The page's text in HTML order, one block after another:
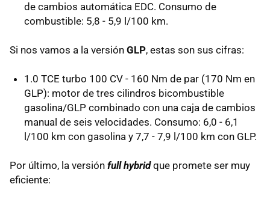
de cambios automática EDC. Consumo de
combustible: 5,8 - 5,9 l/100 km.
Si nos vamos a la versión GLP, estas son sus cifras:
1.0 TCE turbo 100 CV - 160 Nm de par (170 Nm en
GLP): motor de tres cilindros bicombustible
gasolina/GLP combinado con una caja de cambios
manual de seis velocidades. Consumo: 6,0 - 6,1
l/100 km con gasolina y 7,7 - 7,9 l/100 km con GLP.
Por último, la versión full hybridque promete ser muy
eficiente: